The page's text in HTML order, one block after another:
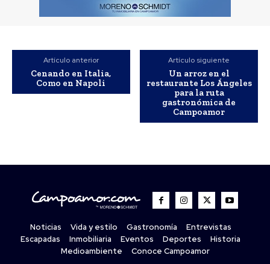
Artículo anterior
Cenando en Italia,
Como en Napoli
Artículo siguiente
Un arroz en el
restaurante Los Ángeles
para la ruta
gastronómica de
Campoamor
Noticias Vida y estilo Gastronomía
Entrevistas
Escapadas
Inmobiliaria Eventos Deportes
Historia
Medioambiente
Conoce Campoamor